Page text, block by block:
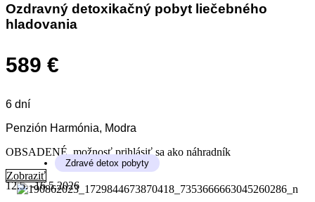
Ozdravný detoxikačný pobyt liečebného
hladovania
589 €
6 dní
Penzión Harmónia, Modra
OBSADENÉ, možnosť prihlásiť sa ako náhradník
Zobraziť
Zdravé detox pobyty
12.5. -16.5.2026